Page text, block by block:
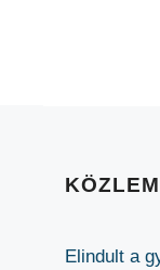
Elindult a